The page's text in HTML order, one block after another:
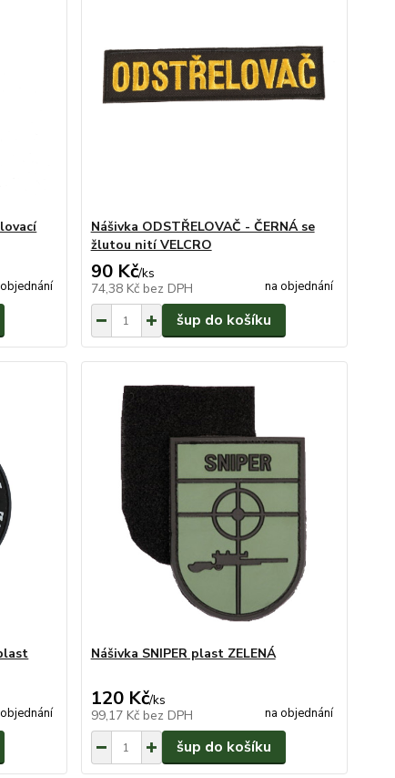
Nášivka ODSTŘELOVAČ - ČERNÁ se
žlutou nití VELCRO
90 Kč/ks
74,38 Kč bez DPH na objednání
šup do košíku
Nášivka SNIPER plast ZELENÁ
120 Kč/ks
99,17 Kč bez DPH na objednání
šup do košíku